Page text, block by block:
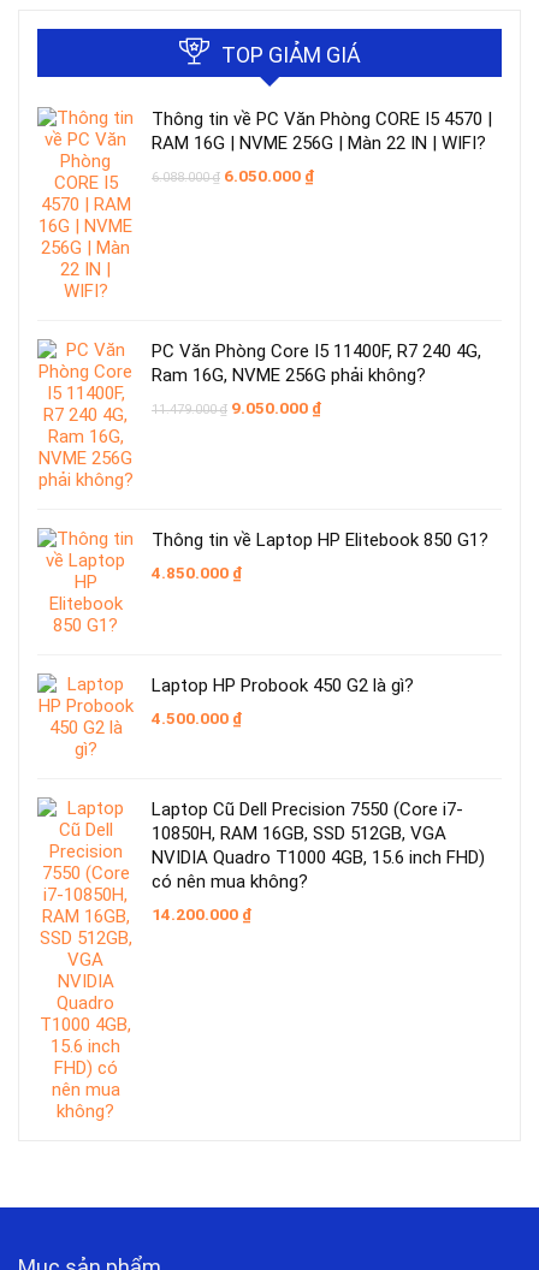
TOP GIẢM GIÁ
Thông tin về PC Văn Phòng CORE I5 4570 |
RAM 16G | NVME 256G | Màn 22 IN | WIFI?
6.088.000₫ Giá
6.050.000 ₫Giá
PC Văn Phòng Core I5 11400F, R7 240 4G,
Ram 16G, NVME 256G phải không?
11.479.000₫ Giá
9.050.000 ₫Giá
Thông tin về Laptop HP Elitebook 850 G1?
4.850.000 ₫
Laptop HP Probook 450 G2 là gì?
4.500.000 ₫
Laptop Cũ Dell Precision 7550 (Core i7-
10850H, RAM 16GB, SSD 512GB, VGA
NVIDIA Quadro T1000 4GB, 15.6 inch FHD)
có nên mua không?
14.200.000 ₫